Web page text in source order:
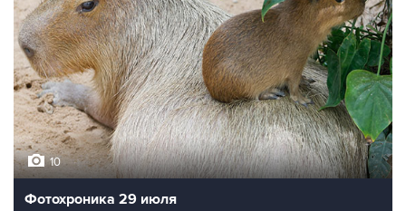
10
Фотохроника 29 июля